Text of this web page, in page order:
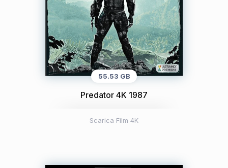
55.53 GB
Predator 4K 1987
Scarica Film 4K